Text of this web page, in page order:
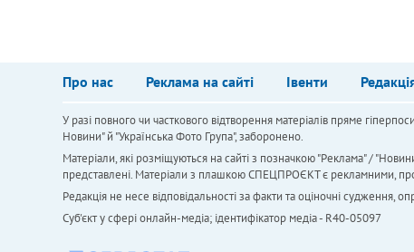
Про нас Реклама на сайті Івенти
У разі повного чи часткового відтворення матеріалів пряме
Новини" й "Українська Фото Група", заборонено.
Матеріали, які розміщуються на сайті з позначкою "Реклама" /
представлені. Матеріали з плашкою СПЕЦПРОЄКТ є рекламними,
Редакція не несе відповідальності за факти та оціночні судження,
Cуб'єкт у сфері онлайн-медіа; ідентифікатор медіа - R40-05097